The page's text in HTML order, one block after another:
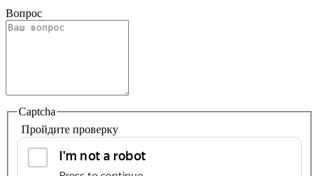
Вопрос
Captcha
Пройдите проверку